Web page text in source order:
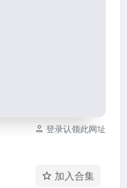
登录认领此网址
加入合集